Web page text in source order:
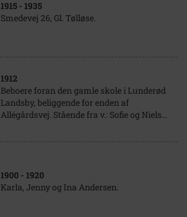
1915 - 1935
Smedevej 26, Gl. Tølløse.
1912
Beboere foran den gamle skole i Lunderød
Landsby, beliggende for enden af
Allégårdsvej. Stående fra v.: Sofie og Niels...
1900 - 1920
Karla, Jenny og Ina Andersen.